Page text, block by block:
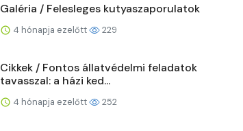
Galéria / Felesleges kutyaszaporulatok
4 hónapja ezelőtt 229
Cikkek / Fontos állatvédelmi feladatok
tavasszal: a házi ked...
4 hónapja ezelőtt 252